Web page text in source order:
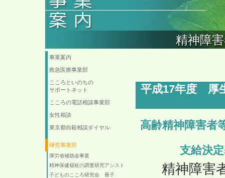
精神障
平成17年度 厚
高齢精神障害者
支給決
精神障害
事業案内
救急医療事業部
こころといのちの
サポートネット
こころの電話相談事業部
女性相談
東京都自殺相談ダイヤル
研究事業部
厚労省補助金事業
精神保健福祉の調査研究アシスト
子どものこころ研究会 冊子